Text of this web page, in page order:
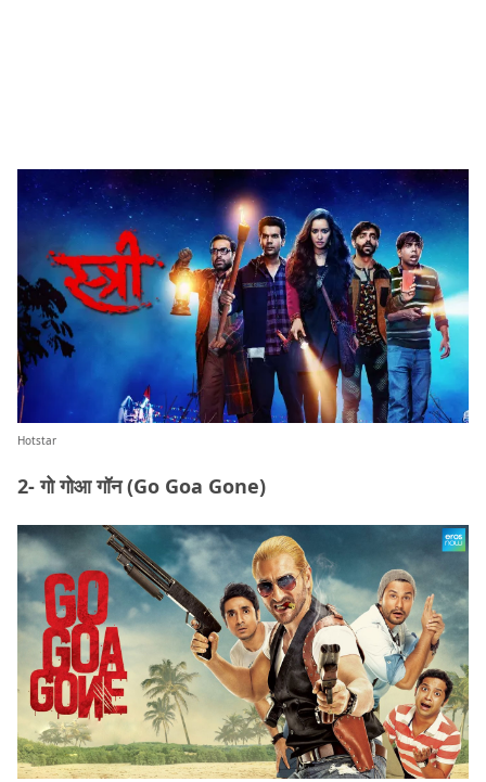
Hotstar
2- गो गोआ गॉन (Go Goa Gone)